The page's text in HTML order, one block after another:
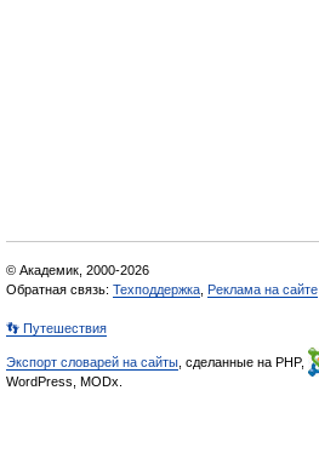
© Академик, 2000-2026
Обратная связь: Техподдержка Реклама на сайте
👣 Путешествия
Экспорт словарей на сайты , сделанные на PHP,
WordPress, MODx.